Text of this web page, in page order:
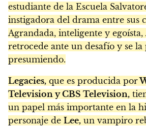
estudiante de la Escuela
instigadora del drama entre sus
Agrandada, inteligente y egoísta,
retrocede ante un desafío y se la
presumiendo.
Legacies, que es producida por
Television y CBS Television,
un papel más importante en la
personaje de Lee, un vampiro